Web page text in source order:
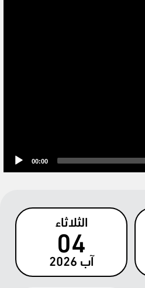
00:00
الثلاثاء
04
آب 2026